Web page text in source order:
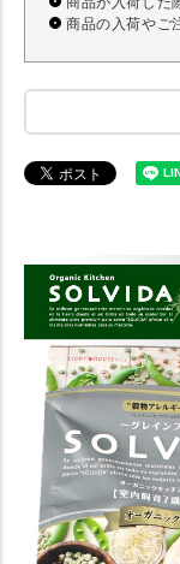
商品の入荷やご